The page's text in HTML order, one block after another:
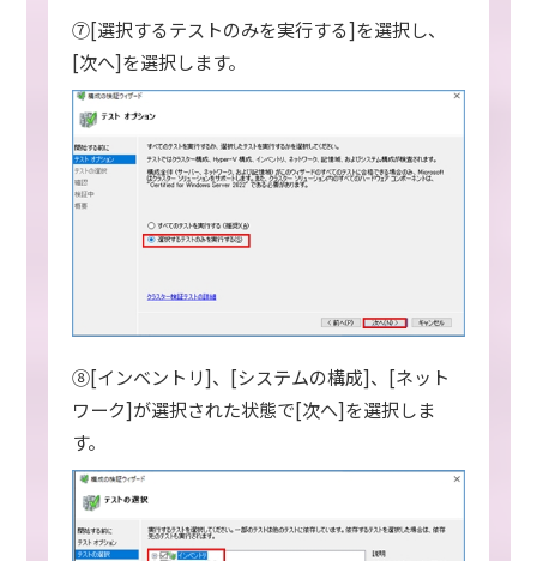
⑦[選択するテストのみを実行する]を選択し、
[次へ]を選択します。
⑧[インベントリ]、[システムの構成]、[ネット
ワーク]が選択された状態で[次へ]を選択しま
す。